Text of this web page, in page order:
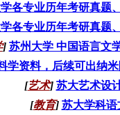
各专业历年考研真题
各专业历年考研真题
] 苏州大学 中国语言文
学资料，后续可出纳
[艺术] 苏大艺术设
[教育] 苏大学科语